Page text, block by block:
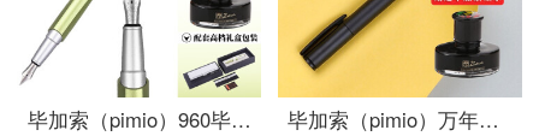
毕加索（pimio）960毕加索万年筆男士女生商务办公金属现代风书法练字用墨水笔礼品笔生日礼物礼盒装 柳染绿万年筆
毕加索（pimio）万年筆 977万年筆财务笔商务办公男士女生学生用复古用学生练字万年筆送礼生日礼物礼品 星黄 0.38mm 官方标配 暗尖